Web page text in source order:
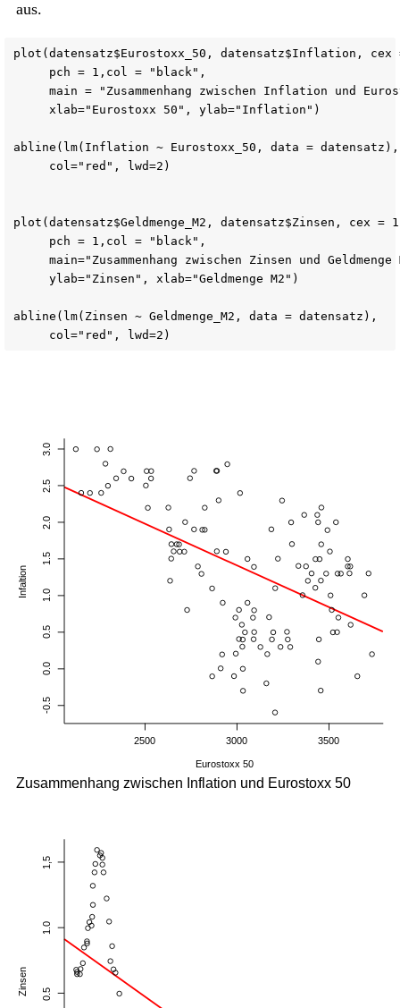
aus.
plot(datensatz$Eurostoxx_50, datensatz$Inflation,
pch = 1,col = "black",
main = "Zusammenhang zwischen Inflation und
xlab="Eurostoxx 50", ylab="Inflation")
abline(lm(Inflation ~ Eurostoxx_50, data = datensatz),
col="red", lwd=2)
plot(datensatz$Geldmenge_M2, datensatz$Zinsen, cex =
pch = 1,col = "black",
main="Zusammenhang zwischen Zinsen und Geldmenge
ylab="Zinsen", xlab="Geldmenge M2")
abline(lm(Zinsen ~ Geldmenge_M2, data = datensatz),
col="red", lwd=2)
Zusammenhang zwischen Inflation und Eurostoxx 50